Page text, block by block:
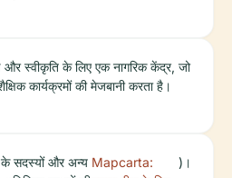
स्वीकृति के लिए एक नागरिक केंद्र, जो
कार्यक्रमों की मेजबानी करता है।
के सदस्यों और अन्य Mapcarta:
)।